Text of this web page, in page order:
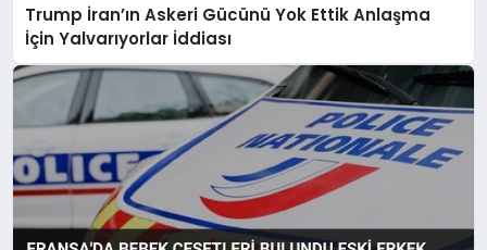
Trump İran’ın Askeri Gücünü Yok Ettik Anlaşma
İçin Yalvarıyorlar İddiası